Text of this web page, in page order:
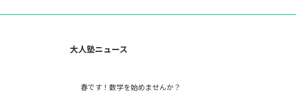
大人塾ニュース
春です！数学を始めませんか？